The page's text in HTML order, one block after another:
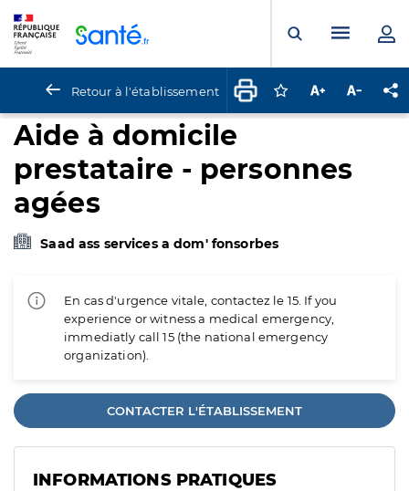
Ouvrir laMenu
Retour à l'établissement Connectez-vous
Augmenter la
Aide à domicile
prestataire - personnes
agées
Saad ass services a dom' fonsorbes
En cas d'urgence vitale, contactez le 15. If you
experience or witness a medical emergency,
immediatly call 15 (the national emergency
organization).
CONTACTER L'ÉTABLISSEMENT
INFORMATIONS PRATIQUES